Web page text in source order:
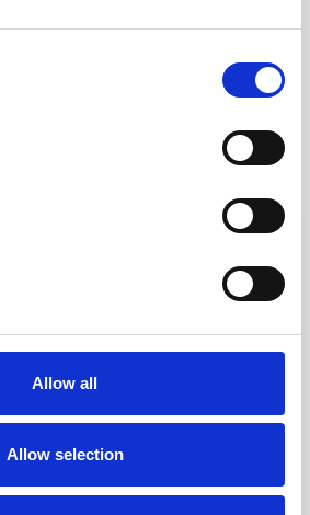
Allow all
Allow selection
stabiele kwaliteit en
Dirk van den Broek. En
álles voor hun Point-of-
dat hun
de juiste plek staan.
winkelvloer
zowel landelijk als lokaal
meer rendement